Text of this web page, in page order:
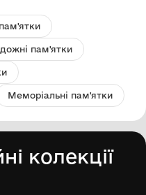
пам'ятки
Меморіальні пам'ятки
колекції